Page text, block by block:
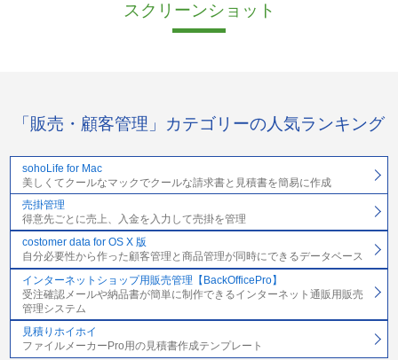
スクリーンショット
「販売・顧客管理」カテゴリーの人気ランキング
sohoLife for Mac
美しくてクールなマックでクールな請求書と見積書を簡易に作成
売掛管理
得意先ごとに売上、入金を入力して売掛を管理
costomer data for OS X 版
自分必要性から作った顧客管理と商品管理が同時にできるデータベース
インターネットショップ用販売管理【BackOfficePro】
受注確認メールや納品書が簡単に制作できるインターネット通販用販売
管理システム
見積りホイホイ
ファイルメーカーPro用の見積書作成テンプレート